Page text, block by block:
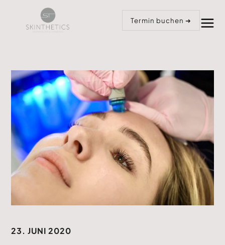
Termin buchen
Anrufen
Termin buchen ➜
23. JUNI 2020